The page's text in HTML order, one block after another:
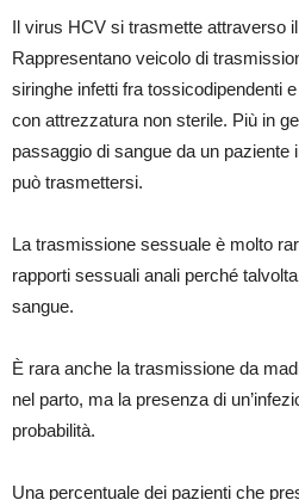
Il virus HCV si trasmette attraverso
Rappresentano veicolo di
siringhe infetti fra tossicodipendenti
con attrezzatura non sterile. Più in
passaggio di sangue da un paziente
può trasmettersi.
La trasmissione sessuale è molto
rapporti sessuali anali perché
sangue.
È rara anche la trasmissione da
nel parto, ma la presenza di
probabilità.
Una percentuale dei pazienti che